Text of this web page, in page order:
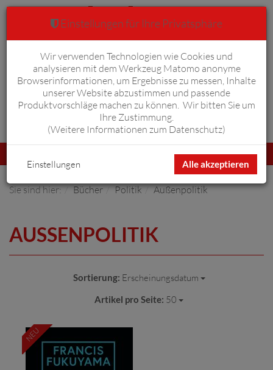
Anmelden Warenkorb 0
umschalten
Sie sind hier: Bücher Politik Außenpolitik
AUSSENPOLITIK
Sortierung: Erscheinungsdatum
Artikel pro Seite: 50
NEU
Einstellungen für Ihre Privatsphäre
Wir verwenden Technologien wie Cookies und
analysieren mit dem Werkzeug Matomo anonyme
Browserinformationen, um Ergebnisse zu messen, Inhalte
unserer Website abzustimmen und passende
Produktvorschläge machen zu können. Wir bitten Sie um
Ihre Zustimmung.
(Weitere Informationen zum Datenschutz)
Alle akzeptieren
Einstellungen